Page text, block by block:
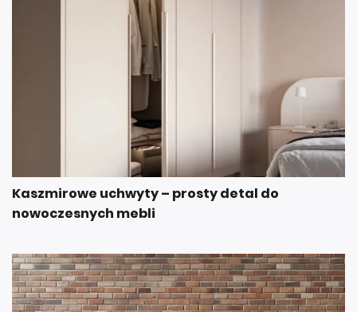
Kaszmirowe uchwyty – prosty detal do
nowoczesnych mebli